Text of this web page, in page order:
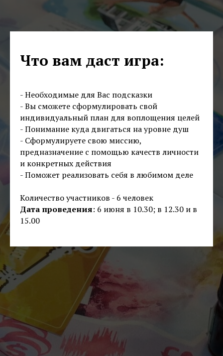
Что вам даст игра:
- Необходимые для Вас подсказки
- Вы сможете сформулировать свой
индивидуальный план для воплощения целей
- Понимание куда двигаться на уровне душ
- Сформулируете свою миссию,
предназначение с помощью качеств личности
и конкретных действия
- Поможет реализовать себя в любимом деле
Количество участников - 6 человек
Дата проведения: 6 июня в 10.30; в 12.30 и в
15.00